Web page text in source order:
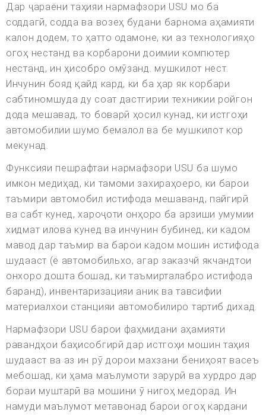
Дар ҷараёни таҳияи нармафзори USU мо ба
соддагӣ, содда ва возеҳ будани барнома аҳамияти
калон додем, то ҳатто одамоне, ки аз технологияҳо
огоҳ нестанд ва корбарони доимии компютер
нестанд, ин ҳисобро омӯзанд. мушкилот нест.
Инчунин бояд қайд кард, ки ба ҳар як корбари
сабтиномшуда ду соат дастгирии техникии ройгон
дода мешавад, то боварӣ ҳосил кунад, ки истгоҳи
автомобилии шумо бемалол ва бе мушкилот кор
мекунад.
Функсияи пешрафтаи нармафзори USU ба шумо
имкон медиҳад, ки тамоми захираҳоеро, ки барои
таъмири автомобил истифода мешаванд, пайгирӣ
ва сабт кунед, хароҷоти онҳоро ба арзиши умумии
хидмат илова кунед ва инчунин бубинед, ки кадом
мавод дар таъмир ва барои кадом мошин истифода
шудааст (ё автомобильхо, агар заказчй якчандтои
онхоро дошта бошад, ки таъмирталабро истифода
баранд), инвентаризацияи аник ва тавсифии
материалхои станцияи автомобилиро тартиб дихад.
Нармафзори USU барои фаҳмидани аҳамияти
равандҳои баҳисобгирӣ дар истгоҳи мошин таҳия
шудааст ва аз ин рӯ дорои махзани бениҳоят васеъ
мебошад, ки ҳама маълумоти зарурӣ ва хурдро дар
бораи муштарӣ ва мошини ӯ нигоҳ медорад. Ин
намуди маълумот метавонад барои огоҳ кардани